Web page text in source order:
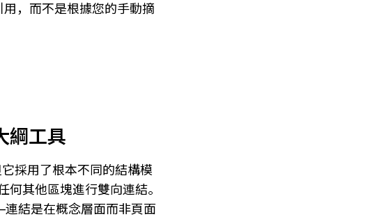
，而不是根據您的手動摘
綱工具
採用了根本不同的結構模
其他區塊進行雙向連結。
結是在概念層面而非頁面